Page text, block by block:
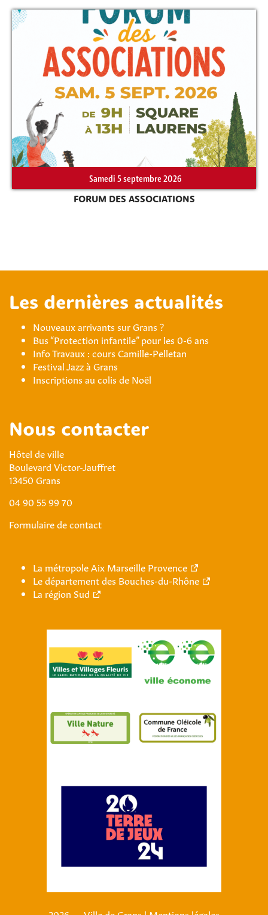
Samedi 5 septembre 2026
FORUM DES ASSOCIATIONS
Les dernières actualités
Nouveaux arrivants sur Grans ?
Bus “Protection infantile” pour les 0-6 ans
Info Travaux : cours Camille-Pelletan
Festival Jazz à Grans
Inscriptions au colis de Noël
Nous contacter
Hôtel de ville
Boulevard Victor-Jauffret
13450 Grans
04 90 55 99 70
Formulaire de contact
La métropole Aix Marseille Provence
Le département des Bouches-du-Rhône
La région Sud